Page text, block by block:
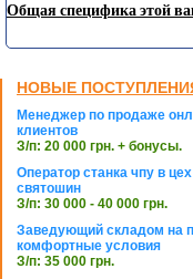
Общая специфика этой
НОВЫЕ
Менеджер по продаже
клиентов
З/п: 20 000 грн. + бонусы.
Оператор станка чпу в
святошин
З/п: 30 000 - 40 000 грн.
Заведующий складом на
комфортные условия
З/п: 35 000 грн.